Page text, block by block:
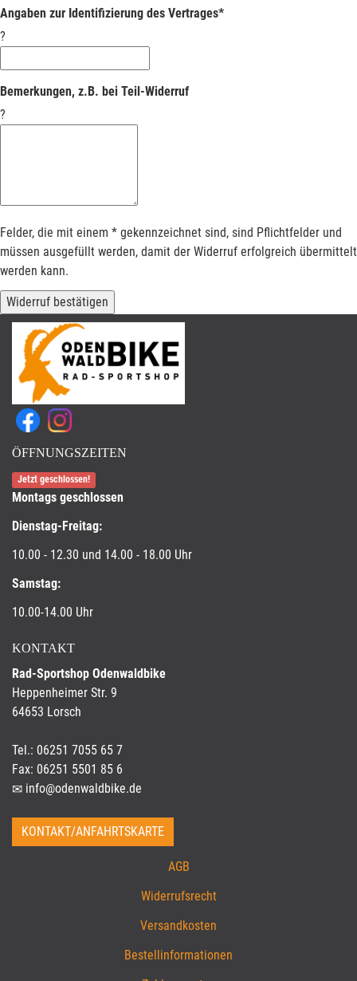
Angaben zur Identifizierung des Vertrages*
?
Bemerkungen, z.B. bei Teil-Widerruf
?
Felder, die mit einem * gekennzeichnet sind, sind Pflichtfelder und
müssen ausgefüllt werden, damit der Widerruf erfolgreich übermittelt
werden kann.
Widerruf bestätigen
ÖFFNUNGSZEITEN
Jetzt geschlossen!
Montags geschlossen
Dienstag-Freitag:
10.00 - 12.30 und 14.00 - 18.00 Uhr
Samstag:
10.00-14.00 Uhr
KONTAKT
Rad-Sportshop Odenwaldbike
Heppenheimer Str. 9
64653 Lorsch
Tel.: 06251 7055 65 7
Fax: 06251 5501 85 6
info@odenwaldbike.de
KONTAKT/ANFAHRTSKARTE
AGB
Widerrufsrecht
Versandkosten
Bestellinformationen